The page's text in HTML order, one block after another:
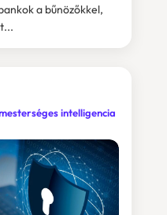
a bűnözőkkel,
intelligencia